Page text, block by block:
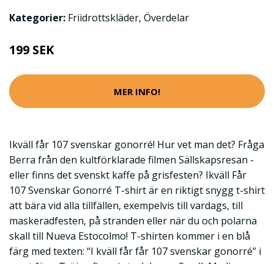
Kategorier: Friidrottskläder, Överdelar
199 SEK
MER INFO!
Ikväll får 107 svenskar gonorré! Hur vet man det? Fråga
Berra från den kultförklarade filmen Sällskapsresan -
eller finns det svenskt kaffe på grisfesten? Ikväll Får
107 Svenskar Gonorré T-shirt är en riktigt snygg t-shirt
att bära vid alla tillfällen, exempelvis till vardags, till
maskeradfesten, på stranden eller när du och polarna
skall till Nueva Estocolmo! T-shirten kommer i en blå
färg med texten: “I kväll får får 107 svenskar gonorré” i